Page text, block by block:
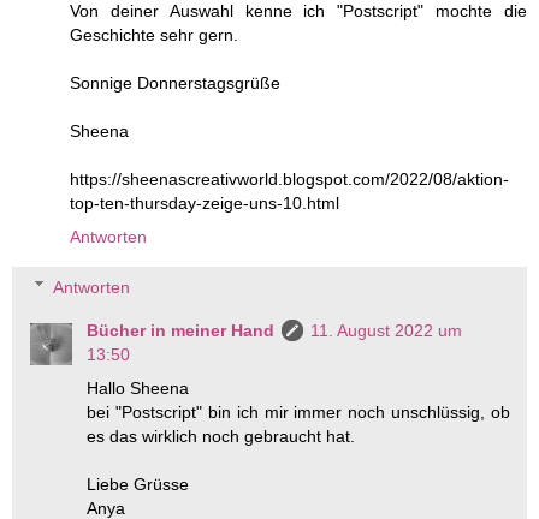
Von deiner Auswahl kenne ich "Postscript" mochte die
Geschichte sehr gern.
Sonnige Donnerstagsgrüße
Sheena
https://sheenascreativworld.blogspot.com/2022/08/aktion-
top-ten-thursday-zeige-uns-10.html
Antworten
Antworten
Bücher in meiner Hand
11. August 2022 um
13:50
Hallo Sheena
bei "Postscript" bin ich mir immer noch unschlüssig, ob
es das wirklich noch gebraucht hat.
Liebe Grüsse
Anya